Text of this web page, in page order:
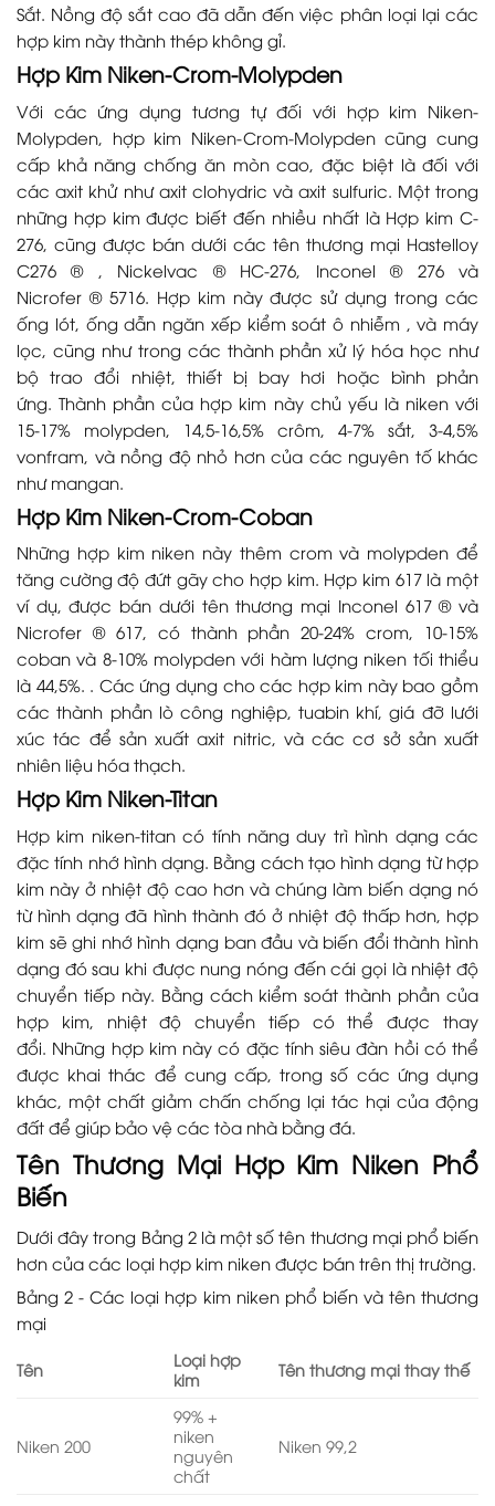
Sắt. Nồng độ sắt cao đã dẫn đến việc phân loại lại các
hợp kim này thành thép không gỉ.
Hợp Kim Niken-Crom-Molypden
Với các ứng dụng tương tự đối với hợp kim Niken-
Molypden, hợp kim Niken-Crom-Molypden cũng cung
cấp khả năng chống ăn mòn cao, đặc biệt là đối với
các axit khử như axit clohydric và axit sulfuric. Một trong
những hợp kim được biết đến nhiều nhất là Hợp kim C-
276, cũng được bán dưới các tên thương mại Hastelloy
C276 ® , Nickelvac ® HC-276, Inconel ® 276 và
Nicrofer ® 5716. Hợp kim này được sử dụng trong các
ống lót, ống dẫn ngăn xếp kiểm soát ô nhiễm , và máy
lọc, cũng như trong các thành phần xử lý hóa học như
bộ trao đổi nhiệt, thiết bị bay hơi hoặc bình phản
ứng. Thành phần của hợp kim này chủ yếu là niken với
15-17% molypden, 14,5-16,5% crôm, 4-7% sắt, 3-4,5%
vonfram, và nồng độ nhỏ hơn của các nguyên tố khác
như mangan.
Hợp Kim Niken-Crom-Coban
Những hợp kim niken này thêm crom và molypden để
tăng cường độ đứt gãy cho hợp kim. Hợp kim 617 là một
ví dụ, được bán dưới tên thương mại Inconel 617 ® và
Nicrofer ® 617, có thành phần 20-24% crom, 10-15%
coban và 8-10% molypden với hàm lượng niken tối thiểu
là 44,5%. . Các ứng dụng cho các hợp kim này bao gồm
các thành phần lò công nghiệp, tuabin khí, giá đỡ lưới
xúc tác để sản xuất axit nitric, và các cơ sở sản xuất
nhiên liệu hóa thạch.
Hợp Kim Niken-Titan
Hợp kim niken-titan có tính năng duy trì hình dạng các
đặc tính nhớ hình dạng. Bằng cách tạo hình dạng từ hợp
kim này ở nhiệt độ cao hơn và chúng làm biến dạng nó
từ hình dạng đã hình thành đó ở nhiệt độ thấp hơn, hợp
kim sẽ ghi nhớ hình dạng ban đầu và biến đổi thành hình
dạng đó sau khi được nung nóng đến cái gọi là nhiệt độ
chuyển tiếp này. Bằng cách kiểm soát thành phần của
hợp kim, nhiệt độ chuyển tiếp có thể được thay
đổi. Những hợp kim này có đặc tính siêu đàn hồi có thể
được khai thác để cung cấp, trong số các ứng dụng
khác, một chất giảm chấn chống lại tác hại của động
đất để giúp bảo vệ các tòa nhà bằng đá.
Tên Thương Mại Hợp Kim Niken Phổ
Biến
Dưới đây trong Bảng 2 là một số tên thương mại phổ biến
hơn của các loại hợp kim niken được bán trên thị trường.
Bảng 2 - Các loại hợp kim niken phổ biến và tên thương
mại
Tên
Loại hợp
kim
Tên thương mại thay thế
Niken 200
99% +
niken
nguyên
chất
Niken 99,2